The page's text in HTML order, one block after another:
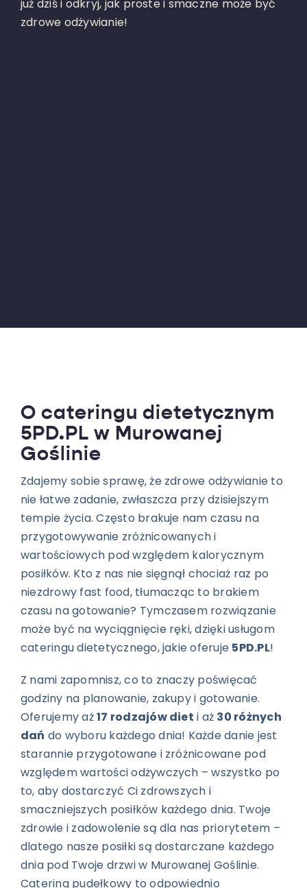
już dziś i odkryj, jak proste i smaczne może być
zdrowe odżywianie!
O cateringu dietetycznym
5PD.PL w Murowanej
Goślinie
Zdajemy sobie sprawę, że zdrowe odżywianie to
nie łatwe zadanie, zwłaszcza przy dzisiejszym
tempie życia. Często brakuje nam czasu na
przygotowywanie zróżnicowanych i
wartościowych pod względem kalorycznym
posiłków. Kto z nas nie sięgnął chociaż raz po
niezdrowy fast food, tłumacząc to brakiem
czasu na gotowanie? Tymczasem rozwiązanie
może być na wyciągnięcie ręki, dzięki usługom
cateringu dietetycznego, jakie oferuje 5PD.PL!
Z nami zapomnisz, co to znaczy poświęcać
godziny na planowanie, zakupy i gotowanie.
Oferujemy aż17 rodzajów diet i aż 30 różnych
dań do wyboru każdego dnia! Każde danie jest
starannie przygotowane i zróżnicowane pod
względem wartości odżywczych – wszystko po
to, aby dostarczyć Ci zdrowszych i
smaczniejszych posiłków każdego dnia. Twoje
zdrowie i zadowolenie są dla nas priorytetem –
dlatego nasze posiłki są dostarczane każdego
dnia pod Twoje drzwi w Murowanej Goślinie.
Catering pudełkowy to odpowiednio